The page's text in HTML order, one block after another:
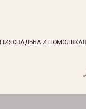
СВАДЬБА И ПОМОЛВКА